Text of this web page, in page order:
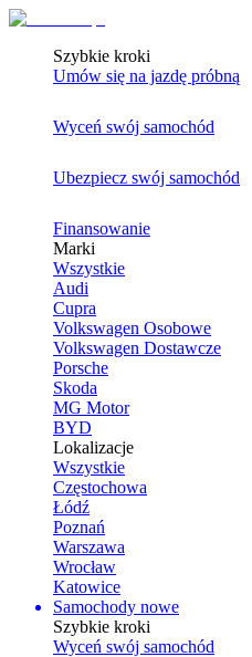
Szybkie kroki
Umów się na jazdę próbną
Wyceń swój samochód
Ubezpiecz swój samochód
Finansowanie
Marki
Wszystkie
Audi
Cupra
Volkswagen Osobowe
Volkswagen Dostawcze
Porsche
Skoda
MG Motor
BYD
Lokalizacje
Wszystkie
Częstochowa
Łódź
Poznań
Warszawa
Wrocław
Katowice
Samochody nowe
Szybkie kroki
Wyceń swój samochód